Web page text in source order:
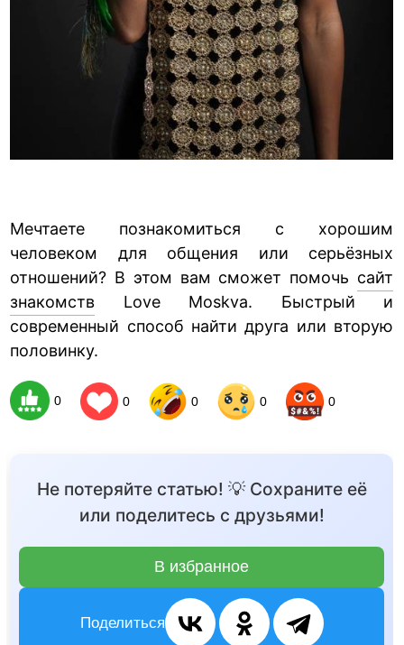
Мечтаете познакомиться с хорошим
человеком для общения или серьёзных
отношений? В этом вам сможет помочь сайт
знакомств Love Moskva. Быстрый и
современный способ найти друга или вторую
половинку.
0 0 0 0 0
Не потеряйте статью! 💡 Сохраните её
или поделитесь с друзьями!
В избранное
Поделиться